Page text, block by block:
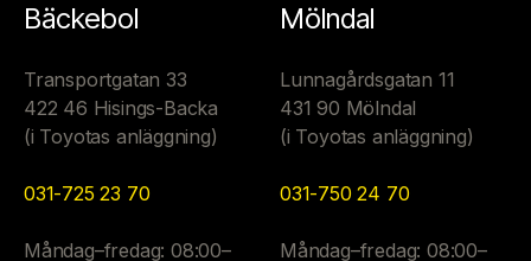
Bäckebol
Transportgatan 33
422 46 Hisings-Backa
(i Toyotas anläggning)
031-725 23 70
Måndag–fredag: 08:00–
Mölndal
Lunnagårdsgatan 11
431 90 Mölndal
(i Toyotas anläggning)
031-750 24 70
Måndag–fredag: 08:00–